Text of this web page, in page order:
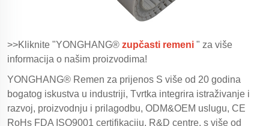
>>Kliknite "YONGHANG® zupčasti remeni " za više
informacija o našim proizvodima!
YONGHANG® Remen za prijenos S više od 20 godina
bogatog iskustva u industriji, Tvrtka integrira istraživanje i
razvoj, proizvodnju i prilagodbu, ODM&OEM uslugu, CE
RoHs FDA ISO9001 certifikaciju, R&D centre, s više od